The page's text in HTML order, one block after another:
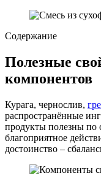
Содержание
Полезные
компонентов
Курага, чернослив,
распространённые
продукты полезны по
благоприятное
достоинство –